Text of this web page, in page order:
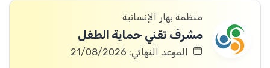
منظمة بهار الإنسانية
مشرف تقني حماية الطفل
الموعد النهائي: 21/08/2026